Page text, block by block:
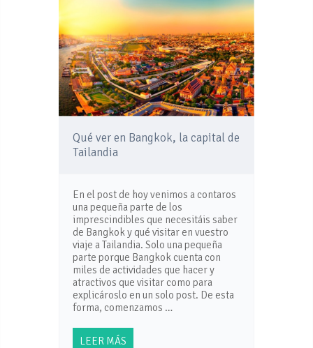
Qué ver en Bangkok, la capital de
Tailandia
En el post de hoy venimos a contaros
una pequeña parte de los
imprescindibles que necesitáis saber
de Bangkok y qué visitar en vuestro
viaje a Tailandia. Solo una pequeña
parte porque Bangkok cuenta con
miles de actividades que hacer y
atractivos que visitar como para
explicároslo en un solo post. De esta
forma, comenzamos …
LEER MÁS